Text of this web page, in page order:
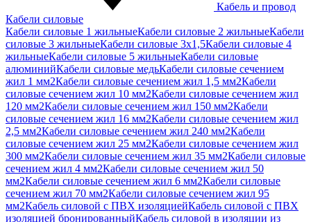
Кабель и провод
Кабели силовые
Кабели силовые 1 жильныеКабели силовые 2 жильныеКабели
силовые 3 жильныеКабели силовые 3х1,5Кабели силовые 4
жильныеКабели силовые 5 жильныеКабели силовые
алюминийКабели силовые медьКабели силовые сечением
жил 1 мм2Кабели силовые сечением жил 1,5 мм2Кабели
силовые сечением жил 10 мм2Кабели силовые сечением жил
120 мм2Кабели силовые сечением жил 150 мм2Кабели
силовые сечением жил 16 мм2Кабели силовые сечением жил
2,5 мм2Кабели силовые сечением жил 240 мм2Кабели
силовые сечением жил 25 мм2Кабели силовые сечением жил
300 мм2Кабели силовые сечением жил 35 мм2Кабели силовые
сечением жил 4 мм2Кабели силовые сечением жил 50
мм2Кабели силовые сечением жил 6 мм2Кабели силовые
сечением жил 70 мм2Кабели силовые сечением жил 95
мм2Кабель силовой с ПВХ изоляциейКабель силовой с ПВХ
изоляцией бронированныйКабель силовой в изоляции из